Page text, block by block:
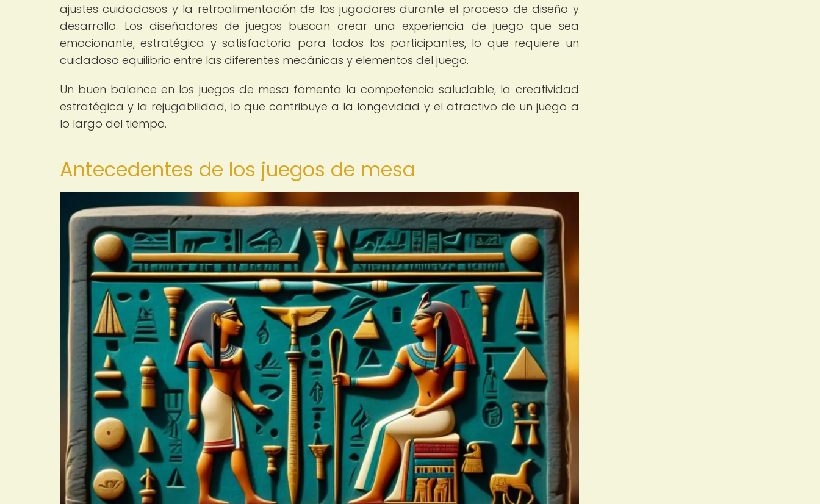
ajustes cuidadosos y la retroalimentación de los jugadores durante el proceso de diseño y
desarrollo. Los diseñadores de juegos buscan crear una experiencia de juego que sea
emocionante, estratégica y satisfactoria para todos los participantes, lo que requiere un
cuidadoso equilibrio entre las diferentes mecánicas y elementos del juego.
Un buen balance en los juegos de mesa fomenta la competencia saludable, la creatividad
estratégica y la rejugabilidad, lo que contribuye a la longevidad y el atractivo de un juego a
lo largo del tiempo.
Antecedentes de los juegos de mesa